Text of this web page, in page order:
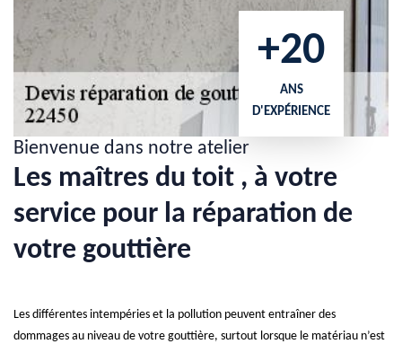
+20
ANS
D'EXPÉRIENCE
Bienvenue dans notre atelier
Les maîtres du toit , à votre
service pour la réparation de
votre gouttière
Les différentes intempéries et la pollution peuvent entraîner des
dommages au niveau de votre gouttière, surtout lorsque le matériau n’est